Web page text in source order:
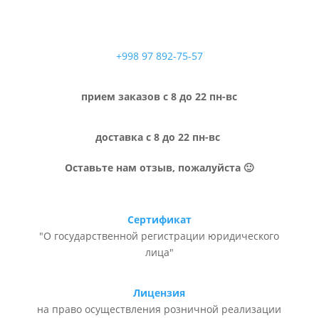
+998 97 892-75-57
прием заказов с 8 до 22 пн-вс
доставка с 8 до 22 пн-вс
Оставьте нам отзыв, пожалуйста 🙂
Сертификат
"О государственной регистрации юридического
лица"
Лицензия
на право осуществления розничной реализации